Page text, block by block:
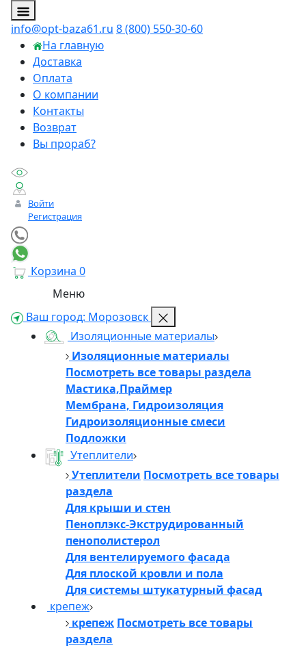
info@opt-baza61.ru 8 (800) 550-30-60
На главную
Доставка
Оплата
О компании
Контакты
Возврат
Вы прораб?
Войти
Регистрация
Корзина 0
Меню
Ваш город: Морозовск
Изоляционные материалы
Изоляционные материалы
Посмотреть все товары раздела
Мастика,Праймер
Мембрана, Гидроизоляция
Гидроизоляционные смеси
Подложки
Утеплители
Утеплители Посмотреть все товары
раздела
Для крыши и стен
Пеноплэкс-Экструдированный
пенополистерол
Для вентелируемого фасада
Для плоской кровли и пола
Для системы штукатурный фасад
крепеж
крепеж Посмотреть все товары
раздела